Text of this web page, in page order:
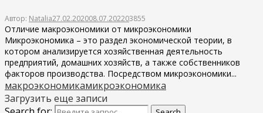
Автор: Natalia27.02.202008.07.202203855
Отличие макроэкономики от микроэкономики
Микроэкономика – это раздел экономической теории, в
котором анализируется хозяйственная деятельность
предприятий, домашних хозяйств, а также собственников
факторов производства. Посредством микроэкономики...
макроэкономикамикроэкономика
Загрузить еще записи